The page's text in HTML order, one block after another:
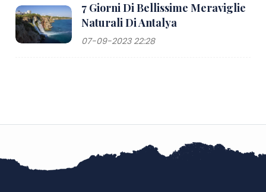
7 Giorni Di Bellissime Meraviglie
Naturali Di Antalya
07-09-2023 22:28